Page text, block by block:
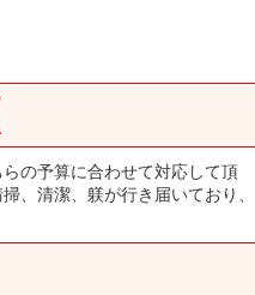
の予算に合わせて対応して頂
、清潔、躾が行き届いており、